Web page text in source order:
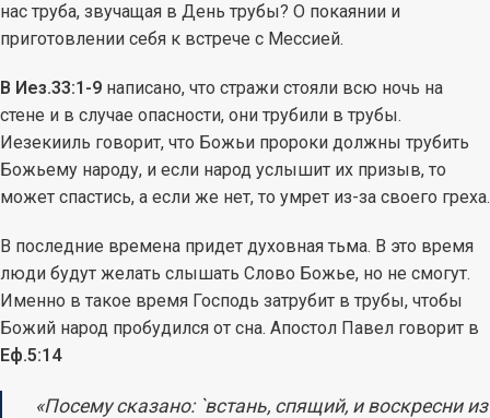
нас труба, звучащая в День трубы? О покаянии и
приготовлении себя к встрече с Мессией.
В Иез.33:1-9 написано, что стражи стояли всю ночь на
стене и в случае опасности, они трубили в трубы.
Иезекииль говорит, что Божьи пророки должны трубить
Божьему народу, и если народ услышит их призыв, то
может спастись, а если же нет, то умрет из-за своего греха.
В последние времена придет духовная тьма. В это время
люди будут желать слышать Слово Божье, но не смогут.
Именно в такое время Господь затрубит в трубы, чтобы
Божий народ пробудился от сна. Апостол Павел говорит в
Еф.5:14
«Посему сказано: `встань, спящий, и воскресни из